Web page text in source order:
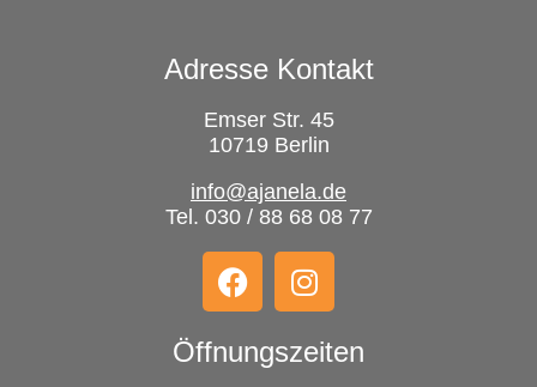
Adresse Kontakt
Emser Str. 45
10719 Berlin
info@ajanela.de
Tel. 030 / 88 68 08 77
Öffnungszeiten